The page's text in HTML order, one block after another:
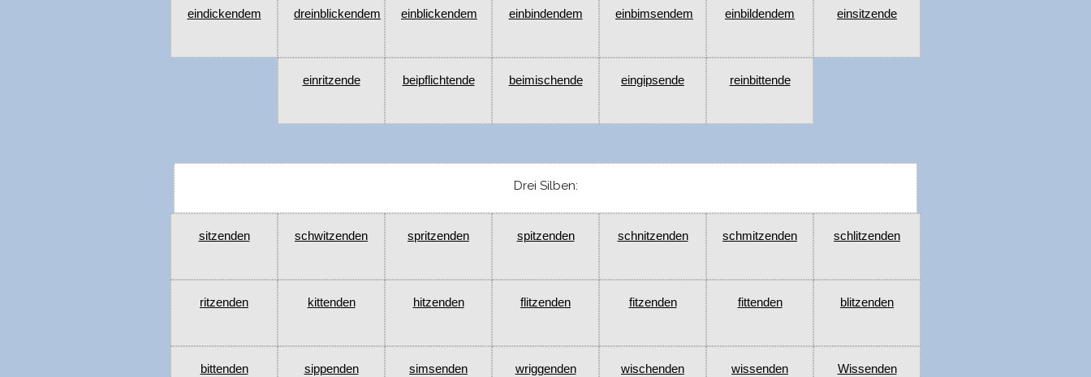
eindickendem dreinblickendem einblickendem einbindendem einbimsendem einbildendem einsitzende
einritzende beipflichtende beimischende eingipsende reinbittende
Drei Silben:
sitzenden schwitzenden spritzenden spitzenden schnitzenden schmitzenden schlitzenden
ritzenden kittenden hitzenden flitzenden fitzenden fittenden blitzenden
bittenden sippenden simsenden wriggenden wischenden wissenden Wissenden